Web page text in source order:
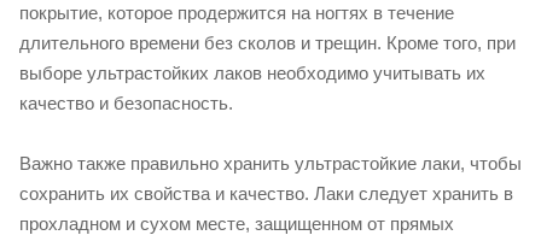
покрытие, которое продержится на ногтях в течение
длительного времени без сколов и трещин. Кроме того, при
выборе ультрастойких лаков необходимо учитывать их
качество и безопасность.
Важно также правильно хранить ультрастойкие лаки, чтобы
сохранить их свойства и качество. Лаки следует хранить в
прохладном и сухом месте, защищенном от прямых